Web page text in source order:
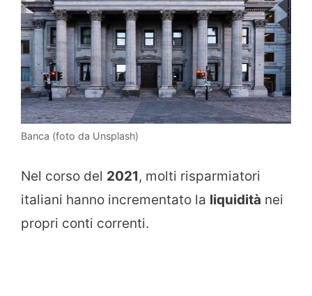
Banca (foto da Unsplash)
Nel corso del 2021, molti risparmiatori
italiani hanno incrementato la liquidità nei
propri conti correnti.